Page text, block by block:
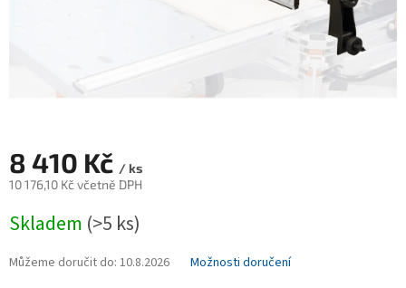
8 410 Kč / ks
10 176,10 Kč včetně DPH
cena:
Skladem (>5 ks)
Můžeme doručit do: 10.8.2026 Možnosti doručení